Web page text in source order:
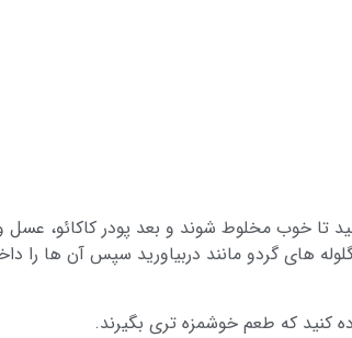
تا خوب مخلوط شوند و بعد پودر کاکائو،
گردو مانند دربیاورید سپس آن ها را داخل
کنید که طعم خوشمزه تری بگیرند.